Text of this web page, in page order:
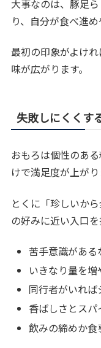
大事なのは、豚足
り、自分が食べ進
最初の印象がよけ
味が広がります。
失敗しにくくす
おもろは個性のあ
けで満足度が上がり
とくに「珍しいか
の好みに近い入口
苦手意識があ
いきなり量を
同行者がいれ
香ばしさとス
飲みの締めか